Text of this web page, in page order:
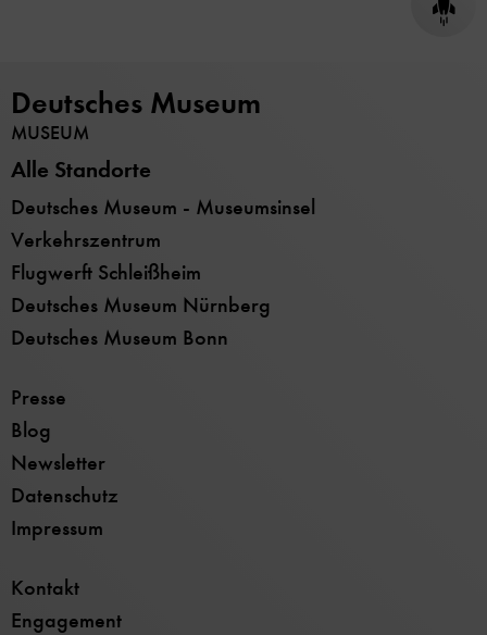
Seite
Deutsches Museum
MUSEUM
Alle Standorte
Deutsches Museum - Museumsinsel
Verkehrszentrum
Flugwerft Schleißheim
Deutsches Museum Nürnberg
Deutsches Museum Bonn
Presse
Blog
Newsletter
Datenschutz
Impressum
Kontakt
Engagement